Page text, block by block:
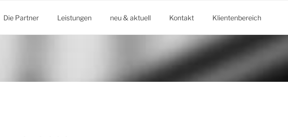
Die Partner Leistungen neu & aktuell Kontakt Klientenbereich